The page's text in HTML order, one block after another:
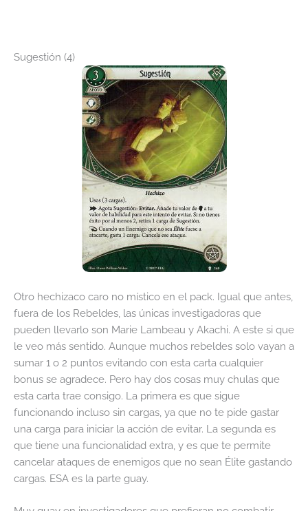
Sugestión (4)
Otro hechizaco caro no místico en el pack. Igual que antes,
fuera de los Rebeldes, las únicas investigadoras que
pueden llevarlo son Marie Lambeau y Akachi. A este si que
le veo más sentido. Aunque muchos rebeldes solo vayan a
sumar 1 o 2 puntos evitando con esta carta cualquier
bonus se agradece. Pero hay dos cosas muy chulas que
esta carta trae consigo. La primera es que sigue
funcionando incluso sin cargas, ya que no te pide gastar
una carga para iniciar la acción de evitar. La segunda es
que tiene una funcionalidad extra, y es que te permite
cancelar ataques de enemigos que no sean Élite gastando
cargas. ESA es la parte guay.